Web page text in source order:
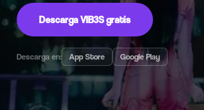
Descarga VIB3S gratis
Descarga en: App Store Google Play